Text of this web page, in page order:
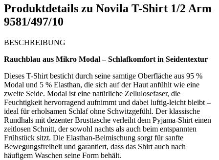
Produktdetails zu Novila T-Shirt 1/2 Arm
9581/497/10
BESCHREIBUNG
Rauchblau aus Mikro Modal – Schlafkomfort in Seidentextur
Dieses T-Shirt besticht durch seine samtige Oberfläche aus 95 %
Modal und 5 % Elasthan, die sich auf der Haut anfühlt wie eine
zweite Seide. Modal ist eine natürliche Zellulosefaser, die
Feuchtigkeit hervorragend aufnimmt und dabei luftig-leicht bleibt –
ideal für erholsamen Schlaf ohne Schwitzgefühl. Der klassische
Rundhals mit dezenter Brusttasche verleiht dem Pyjama-Shirt einen
zeitlosen Schnitt, der sowohl nachts als auch beim entspannten
Frühstück sitzt. Die Elasthan-Beimischung sorgt für sanfte
Bewegungsfreiheit und garantiert, dass das Shirt auch nach
häufigem Waschen seine Form behält.